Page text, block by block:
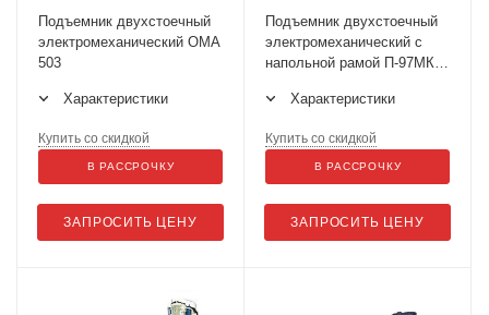
Подъемник двухстоечный
электромеханический ОМА
503
Характеристики
ЗАПРОСИТЬ ЦЕНУ
Купить со скидкой
В РАССРОЧКУ
Подъемник двухстоечный
электромеханический с
напольной рамой П-97МК
Характеристики
ЗАПРОСИТЬ ЦЕНУ
Купить со скидкой
В РАССРОЧКУ